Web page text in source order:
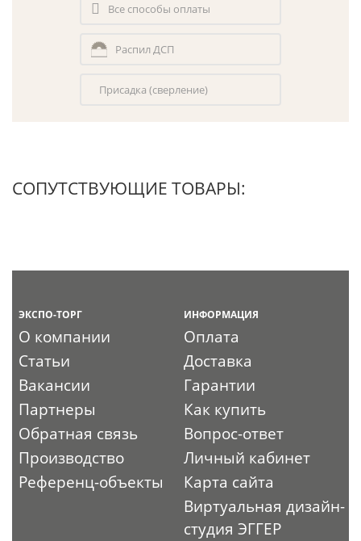
Все способы оплаты
Распил ДСП
Присадка (сверление)
СОПУТСТВУЮЩИЕ ТОВАРЫ:
ЭКСПО-ТОРГ
О компании
Статьи
Вакансии
Партнеры
Обратная связь
Производство
Референц-объекты
ИНФОРМАЦИЯ
Оплата
Доставка
Гарантии
Как купить
Вопрос-ответ
Личный кабинет
Карта сайта
Виртуальная дизайн-
студия ЭГГЕР